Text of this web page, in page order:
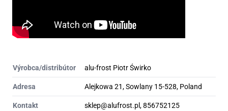
Výrobca/distribútor alu-frost Piotr Świrko
Adresa Alejkowa 21, Sowlany 15-528, Poland
Kontakt sklep@alufrost.pl, 856752125